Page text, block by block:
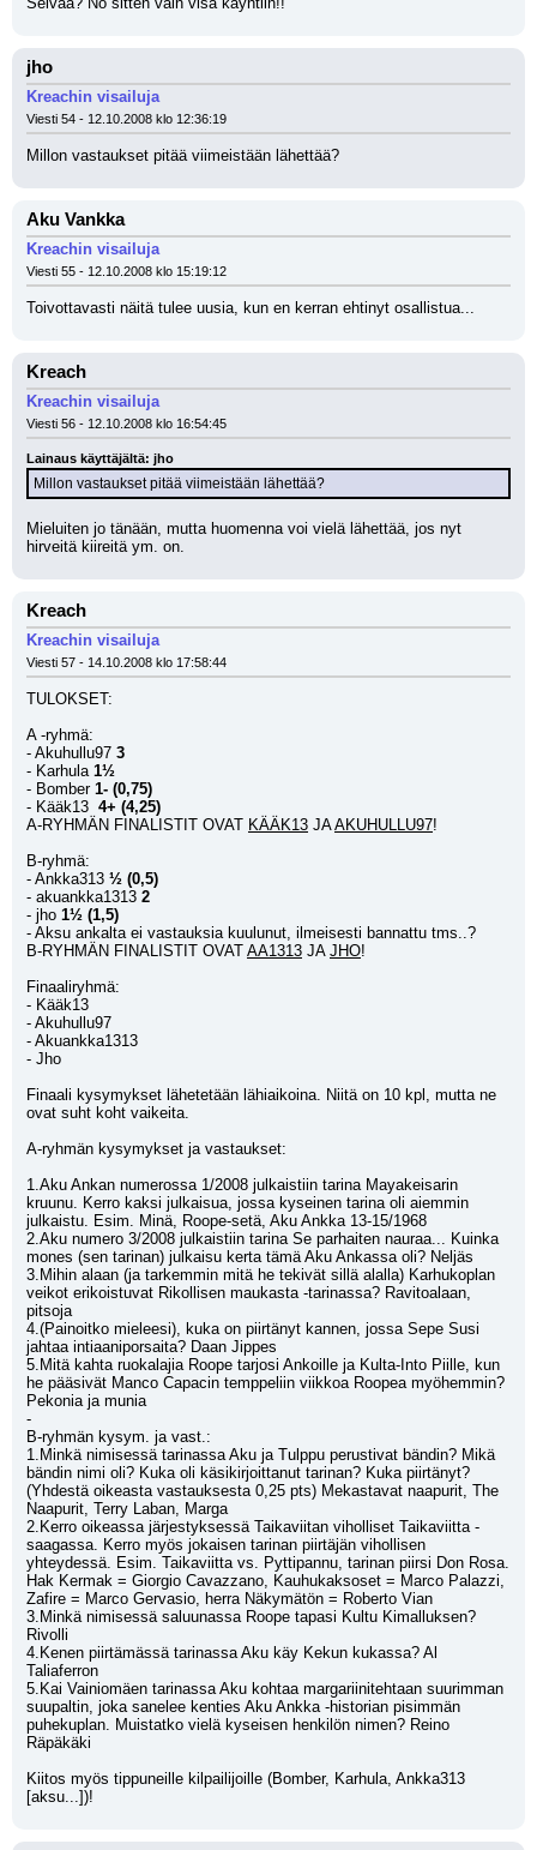
jho
Kreachin visailuja
Viesti 54 - 12.10.2008 klo 12:36:19
Millon vastaukset pitää viimeistään lähettää?
Aku Vankka
Kreachin visailuja
Viesti 55 - 12.10.2008 klo 15:19:12
Toivottavasti näitä tulee uusia, kun en kerran ehtinyt osallistua...
Kreach
Kreachin visailuja
Viesti 56 - 12.10.2008 klo 16:54:45
Lainaus käyttäjältä: jho
Millon vastaukset pitää viimeistään lähettää?
Mieluiten jo tänään, mutta huomenna voi vielä lähettää, jos nyt
hirveitä kiireitä ym. on.
Kreach
Kreachin visailuja
Viesti 57 - 14.10.2008 klo 17:58:44
TULOKSET:
A -ryhmä:
- Akuhullu97 3
- Karhula 1½
- Bomber 1- (0,75)
- Kääk13 4+ (4,25)
A-RYHMÄN FINALISTIT OVAT KÄÄK13 JA AKUHULLU97!
B-ryhmä:
- Ankka313 ½ (0,5)
- akuankka1313 2
- jho 1½ (1,5)
- Aksu ankalta ei vastauksia kuulunut, ilmeisesti bannattu tms..?
B-RYHMÄN FINALISTIT OVAT AA1313 JA JHO!
Finaaliryhmä:
- Kääk13
- Akuhullu97
- Akuankka1313
- Jho
Finaali kysymykset lähetetään lähiaikoina. Niitä on 10 kpl, mutta ne
ovat suht koht vaikeita.
A-ryhmän kysymykset ja vastaukset:
1.Aku Ankan numerossa 1/2008 julkaistiin tarina Mayakeisarin
kruunu. Kerro kaksi julkaisua, jossa kyseinen tarina oli aiemmin
julkaistu. Esim. Minä, Roope-setä, Aku Ankka 13-15/1968
2.Aku numero 3/2008 julkaistiin tarina Se parhaiten nauraa... Kuinka
mones (sen tarinan) julkaisu kerta tämä Aku Ankassa oli? Neljäs
3.Mihin alaan (ja tarkemmin mitä he tekivät sillä alalla) Karhukoplan
veikot erikoistuvat Rikollisen maukasta -tarinassa? Ravitoalaan,
pitsoja
4.(Painoitko mieleesi), kuka on piirtänyt kannen, jossa Sepe Susi
jahtaa intiaaniporsaita? Daan Jippes
5.Mitä kahta ruokalajia Roope tarjosi Ankoille ja Kulta-Into Piille, kun
he pääsivät Manco Capacin temppeliin viikkoa Roopea myöhemmin?
Pekonia ja munia
-
B-ryhmän kysym. ja vast.:
1.Minkä nimisessä tarinassa Aku ja Tulppu perustivat bändin? Mikä
bändin nimi oli? Kuka oli käsikirjoittanut tarinan? Kuka piirtänyt?
(Yhdestä oikeasta vastauksesta 0,25 pts) Mekastavat naapurit, The
Naapurit, Terry Laban, Marga
2.Kerro oikeassa järjestyksessä Taikaviitan viholliset Taikaviitta -
saagassa. Kerro myös jokaisen tarinan piirtäjän vihollisen
yhteydessä. Esim. Taikaviitta vs. Pyttipannu, tarinan piirsi Don Rosa.
Hak Kermak = Giorgio Cavazzano, Kauhukaksoset = Marco Palazzi,
Zafire = Marco Gervasio, herra Näkymätön = Roberto Vian
3.Minkä nimisessä saluunassa Roope tapasi Kultu Kimalluksen?
Rivolli
4.Kenen piirtämässä tarinassa Aku käy Kekun kukassa? Al
Taliaferron
5.Kai Vainiomäen tarinassa Aku kohtaa margariinitehtaan suurimman
suupaltin, joka sanelee kenties Aku Ankka -historian pisimmän
puhekuplan. Muistatko vielä kyseisen henkilön nimen? Reino
Räpäkäki
Kiitos myös tippuneille kilpailijoille (Bomber, Karhula, Ankka313
[aksu...])!